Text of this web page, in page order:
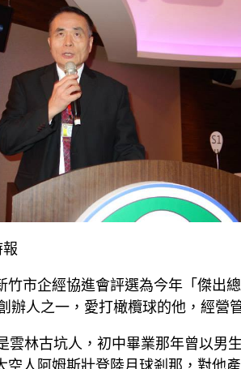
竹市企經協進會評選為今年「傑出
辦人之一，愛打橄欖球的他，經營
雲林古坑人，初中畢業那年曾以男
空人阿姆斯壯登陸月球剎那，對他